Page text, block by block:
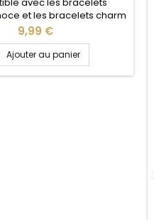
et les bracelets charm
idéal pour : Noël, Saint
anniversaire de
mariage
Prix
9,99 €
Ajouter au panier